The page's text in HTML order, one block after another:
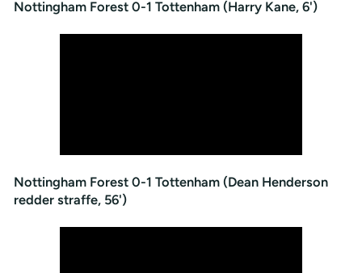
Nottingham Forest 0-1 Tottenham (Harry Kane, 6')
Nottingham Forest 0-1 Tottenham (Dean Henderson
redder straffe, 56')